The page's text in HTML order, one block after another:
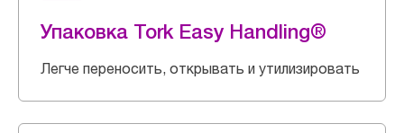
Упаковка Tork Easy Handling®
Легче переносить, открывать и утилизировать